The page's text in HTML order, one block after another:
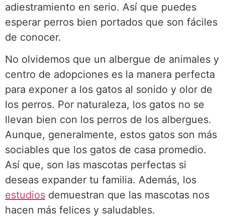
adiestramiento en serio. Así que puedes
esperar perros bien portados que son fáciles
de conocer.
No olvidemos que un albergue de animales y
centro de adopciones es la manera perfecta
para exponer a los gatos al sonido y olor de
los perros. Por naturaleza, los gatos no se
llevan bien con los perros de los albergues.
Aunque, generalmente, estos gatos son más
sociables que los gatos de casa promedio.
Así que, son las mascotas perfectas si
deseas expander tu familia. Además, los
estudios demuestran que las mascotas nos
hacen más felices y saludables.